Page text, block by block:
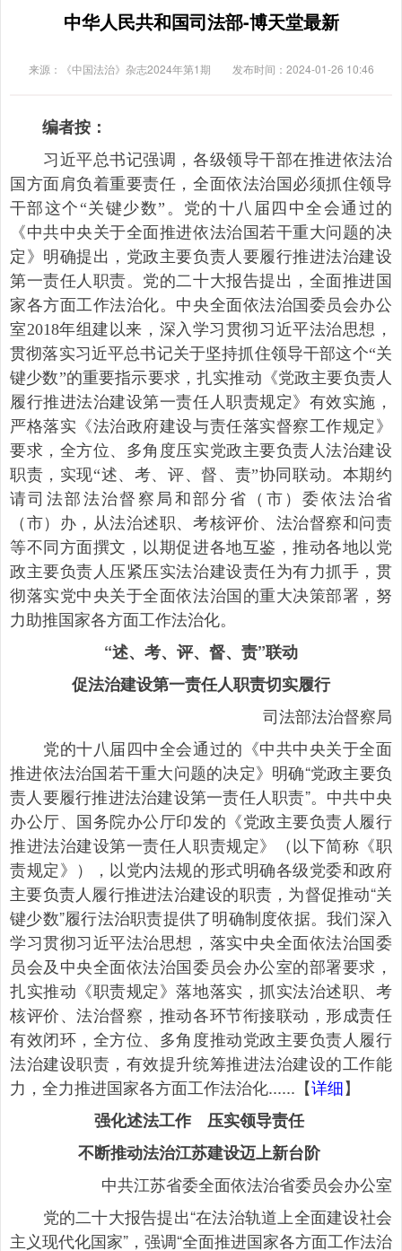
中华人民共和国司法部-博天堂最新
来源：《中国法治》杂志2024年第1期 发布时间：2024-01-26 10:46
编者按：
习近平总书记强调，各级领导干部在推进依法治
国方面肩负着重要责任，全面依法治国必须抓住领导
干部这个“关键少数”。党的十八届四中全会通过的
《中共中央关于全面推进依法治国若干重大问题的决
定》明确提出，党政主要负责人要履行推进法治建设
第一责任人职责。党的二十大报告提出，全面推进国
家各方面工作法治化。中央全面依法治国委员会办公
室2018年组建以来，深入学习贯彻习近平法治思想，
贯彻落实习近平总书记关于坚持抓住领导干部这个“关
键少数”的重要指示要求，扎实推动《党政主要负责人
履行推进法治建设第一责任人职责规定》有效实施，
严格落实《法治政府建设与责任落实督察工作规定》
要求，全方位、多角度压实党政主要负责人法治建设
职责，实现“述、考、评、督、责”协同联动。本期约
请司法部法治督察局和部分省（市）委依法治省
（市）办，从法治述职、考核评价、法治督察和问责
等不同方面撰文，以期促进各地互鉴，推动各地以党
政主要负责人压紧压实法治建设责任为有力抓手，贯
彻落实党中央关于全面依法治国的重大决策部署，努
力助推国家各方面工作法治化。
“述、考、评、督、责”联动
促法治建设第一责任人职责切实履行
司法部法治督察局
党的十八届四中全会通过的《中共中央关于全面
推进依法治国若干重大问题的决定》明确“党政主要负
责人要履行推进法治建设第一责任人职责”。中共中央
办公厅、国务院办公厅印发的《党政主要负责人履行
推进法治建设第一责任人职责规定》（以下简称《职
责规定》），以党内法规的形式明确各级党委和政府
主要负责人履行推进法治建设的职责，为督促推动“关
键少数”履行法治职责提供了明确制度依据。我们深入
学习贯彻习近平法治思想，落实中央全面依法治国委
员会及中央全面依法治国委员会办公室的部署要求，
扎实推动《职责规定》落地落实，抓实法治述职、考
核评价、法治督察，推动各环节衔接联动，形成责任
有效闭环，全方位、多角度推动党政主要负责人履行
法治建设职责，有效提升统筹推进法治建设的工作能
力，全力推进国家各方面工作法治化......【详细】
强化述法工作 压实领导责任
不断推动法治江苏建设迈上新台阶
中共江苏省委全面依法治省委员会办公室
党的二十大报告提出“在法治轨道上全面建设社会
主义现代化国家”，强调“全面推进国家各方面工作法治